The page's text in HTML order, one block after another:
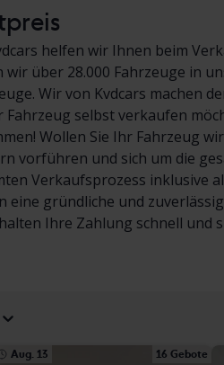
helfen wir Ihnen beim
wir über 28.000 Fahrzeuge in
Wir von Kvdcars machen
Fahrzeug selbst verkaufen
Wollen Sie Ihr Fahrzeug
vorführen und sich um die
Verkaufsprozess inklusive
eine gründliche und
Ihre Zahlung schnell und
Aug. 13 16 Gebote